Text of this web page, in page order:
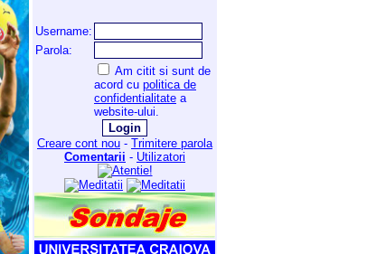
Username:
Parola:
Am citit si sunt de
acord cu politica de
confidentialitate a
website-ului.
Creare cont nou - Trimitere parola
Comentarii - Utilizatori